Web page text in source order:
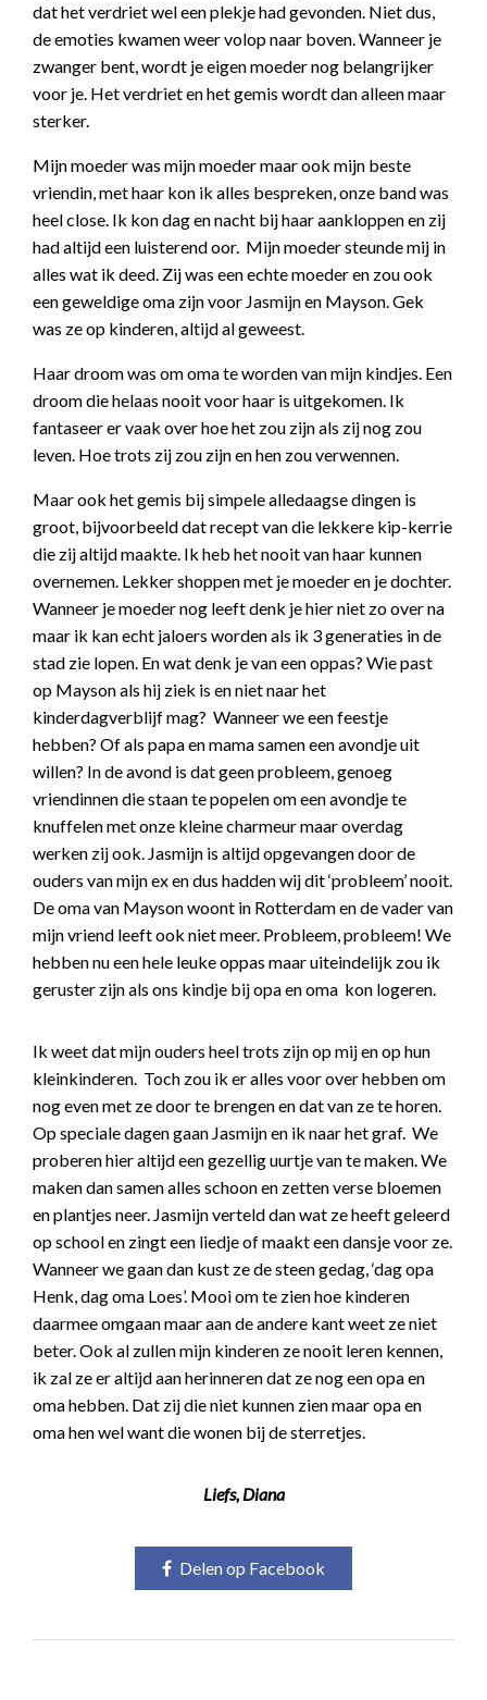
dat het verdriet wel een plekje had gevonden. Niet dus,
de emoties kwamen weer volop naar boven. Wanneer je
zwanger bent, wordt je eigen moeder nog belangrijker
voor je. Het verdriet en het gemis wordt dan alleen maar
sterker.
Mijn moeder was mijn moeder maar ook mijn beste
vriendin, met haar kon ik alles bespreken, onze band was
heel close. Ik kon dag en nacht bij haar aankloppen en zij
had altijd een luisterend oor. Mijn moeder steunde mij in
alles wat ik deed. Zij was een echte moeder en zou ook
een geweldige oma zijn voor Jasmijn en Mayson. Gek
was ze op kinderen, altijd al geweest.
Haar droom was om oma te worden van mijn kindjes. Een
droom die helaas nooit voor haar is uitgekomen. Ik
fantaseer er vaak over hoe het zou zijn als zij nog zou
leven. Hoe trots zij zou zijn en hen zou verwennen.
Maar ook het gemis bij simpele alledaagse dingen is
groot, bijvoorbeeld dat recept van die lekkere kip-kerrie
die zij altijd maakte. Ik heb het nooit van haar kunnen
overnemen. Lekker shoppen met je moeder en je dochter.
Wanneer je moeder nog leeft denk je hier niet zo over na
maar ik kan echt jaloers worden als ik 3 generaties in de
stad zie lopen. En wat denk je van een oppas? Wie past
op Mayson als hij ziek is en niet naar het
kinderdagverblijf mag? Wanneer we een feestje
hebben? Of als papa en mama samen een avondje uit
willen? In de avond is dat geen probleem, genoeg
vriendinnen die staan te popelen om een avondje te
knuffelen met onze kleine charmeur maar overdag
werken zij ook. Jasmijn is altijd opgevangen door de
ouders van mijn ex en dus hadden wij dit ‘probleem’ nooit.
De oma van Mayson woont in Rotterdam en de vader van
mijn vriend leeft ook niet meer. Probleem, probleem! We
hebben nu een hele leuke oppas maar uiteindelijk zou ik
geruster zijn als ons kindje bij opa en oma kon logeren.
Ik weet dat mijn ouders heel trots zijn op mij en op hun
kleinkinderen. Toch zou ik er alles voor over hebben om
nog even met ze door te brengen en dat van ze te horen.
Op speciale dagen gaan Jasmijn en ik naar het graf. We
proberen hier altijd een gezellig uurtje van te maken. We
maken dan samen alles schoon en zetten verse bloemen
en plantjes neer. Jasmijn verteld dan wat ze heeft geleerd
op school en zingt een liedje of maakt een dansje voor ze.
Wanneer we gaan dan kust ze de steen gedag, ‘dag opa
Henk, dag oma Loes’. Mooi om te zien hoe kinderen
daarmee omgaan maar aan de andere kant weet ze niet
beter. Ook al zullen mijn kinderen ze nooit leren kennen,
ik zal ze er altijd aan herinneren dat ze nog een opa en
oma hebben. Dat zij die niet kunnen zien maar opa en
oma hen wel want die wonen bij de sterretjes.
Liefs, Diana
Delen op Facebook